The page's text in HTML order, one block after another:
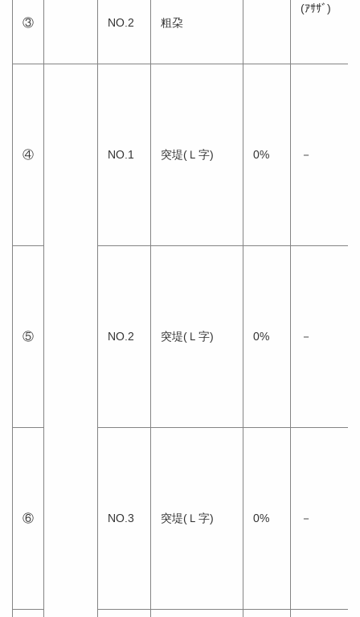
(ｱｻｻﾞ)
③
NO.2 粗朶
④ NO.1 突堤(Ｌ字) 0% －
⑤ NO.2 突堤(Ｌ字) 0% －
⑥ NO.3 突堤(Ｌ字) 0% －